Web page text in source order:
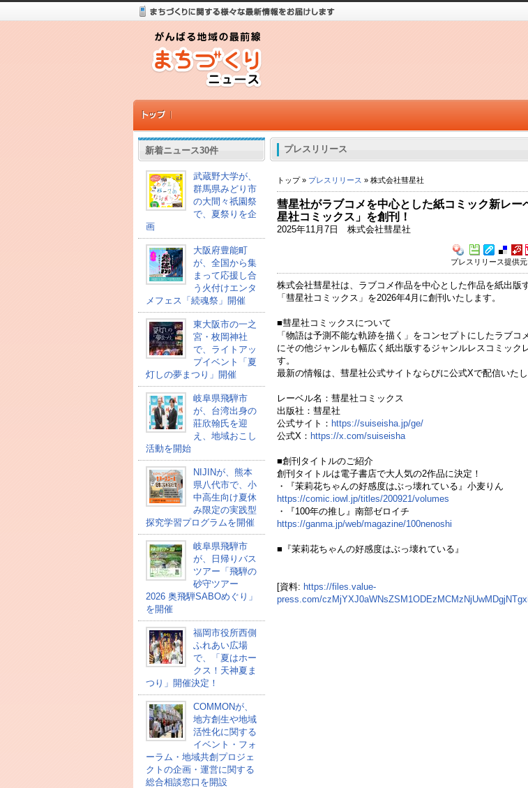
新着ニュース30件
武蔵野大学が、
群馬県みどり市
の大間々祇園祭
で、夏祭りを企
画
大阪府豊能町
が、全国から集
まって応援し合
う火付けエンタ
メフェス「続魂祭」開催
東大阪市の一之
宮・枚岡神社
で、ライトアッ
プイベント「夏
灯しの夢まつり」開催
岐阜県飛騨市
が、台湾出身の
莊欣翰氏を迎
え、地域おこし
活動を開始
NIJINが、熊本
県八代市で、小
中高生向け夏休
み限定の実践型
探究学習プログラムを開催
岐阜県飛騨市
が、日帰りバス
ツアー「飛騨の
砂守ツアー
2026 奥飛騨SABOめぐり」
を開催
福岡市役所西側
ふれあい広場
で、「夏はホー
クス！天神夏ま
つり」開催決定！
COMMONが、
地方創生や地域
活性化に関する
イベント・フォ
ーラム・地域共創プロジェ
クトの企画・運営に関する
総合相談窓口を開設
プレスリリース
トップ » プレスリリース » 株式会社彗星社
彗星社がラブコメを中心とした紙コミック新レー
星社コミックス」を創刊！
2025年11月7日 株式会社彗星社
プレスリリース提供元:
株式会社彗星社は、ラブコメ作品を中心とした作品を紙出版
「彗星社コミックス」を2026年4月に創刊いたします。
■彗星社コミックスについて
「物語は予測不能な軌跡を描く」をコンセプトにしたラブコ
にその他ジャンルも幅広く紙出版するジャンルレスコミック
す。
最新の情報は、彗星社公式サイトならびに公式Xで配信いたし
レーベル名：彗星社コミックス
出版社：彗星社
公式サイト： https://suiseisha.jp/ge/
公式X： https://x.com/suiseisha
■創刊タイトルのご紹介
創刊タイトルは電子書店で大人気の2作品に決定！
・『茉莉花ちゃんの好感度はぶっ壊れている』小麦りん
https://comic.iowl.jp/titles/200921/volumes
・『100年の推し』南部ゼロイチ
https://ganma.jp/web/magazine/100nenoshi
■『茉莉花ちゃんの好感度はぶっ壊れている』
[資料: https://files.value-
press.com/